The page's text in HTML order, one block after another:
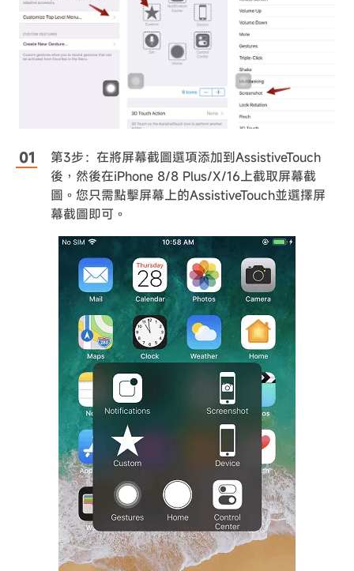
第3步：在將屏幕截圖選項添加到AssistiveTouch
後，然後在iPhone 8/8 Plus/X/16上截取屏幕截
圖。您只需點擊屏幕上的AssistiveTouch並選擇屏
幕截圖即可。